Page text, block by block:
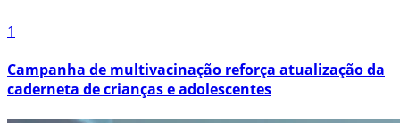
1
Campanha de multivacinação reforça atualização da
caderneta de crianças e adolescentes